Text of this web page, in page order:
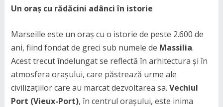
Un oraș cu rădăcini adânci în istorie
Marseille este un oraș cu o istorie de peste 2.600 de
ani, fiind fondat de greci sub numele de Massilia.
Acest trecut îndelungat se reflectă în arhitectura și în
atmosfera orașului, care păstrează urme ale
civilizațiilor care au marcat dezvoltarea sa. Vechiul
Port (Vieux-Port), în centrul orașului, este inima